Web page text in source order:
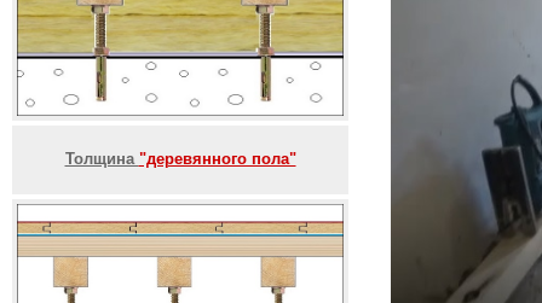
Толщина "деревянного пола"